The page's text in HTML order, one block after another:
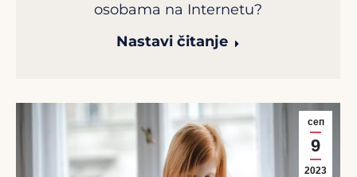
osobama na Internetu?
Nastavi čitanje
сеп
9
2023